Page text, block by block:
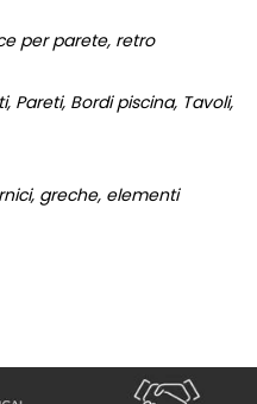
per parete, retro
Pareti, Bordi piscina, Tavoli,
greche, elementi